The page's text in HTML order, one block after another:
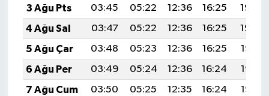
3 Ağu Pts
03:45 05:22 12:36 16:25
19:40
4 Ağu Sal
03:47 05:22 12:36 16:25
19:39
5 Ağu Çar
03:48 05:23 12:36 16:25
19:38
6 Ağu Per
03:49 05:24 12:36 16:24
19:37
7 Ağu Cum
03:50 05:25 12:35 16:24
19:36
TEKNOLOJİ
Turizm
ÜLKE GÜNDEMİ